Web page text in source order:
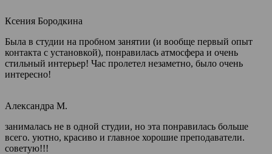
Ксения Бородкина
Была в студии на пробном занятии (и вообще первый опыт
контакта с установкой), понравилась атмосфера и очень
стильный интерьер! Час пролетел незаметно, было очень
интересно!
Александра М.
занималась не в одной студии, но эта понравилась больше
всего. уютно, красиво и главное хорошие преподаватели.
советую!!!